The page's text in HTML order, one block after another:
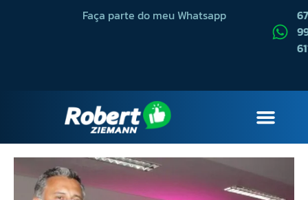
Faça parte do meu Whatsapp
67